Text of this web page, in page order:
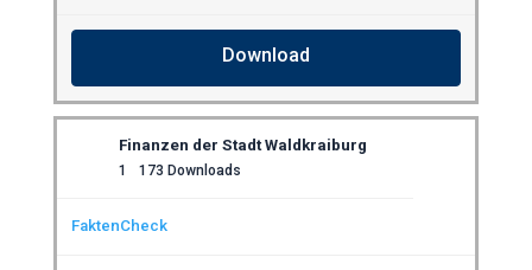
Download
Finanzen der Stadt Waldkraiburg
1 173 Downloads
FaktenCheck